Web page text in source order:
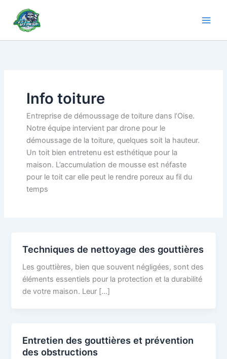
contenu
Info toiture
Entreprise de démoussage de toiture dans l’Oise.
Notre équipe intervient par drone pour le
démoussage de la toiture, quelques soit la hauteur.
Un toit bien entretenu est esthétique pour la
maison. L’accumulation de mousse est néfaste
pour le toit car elle peut le rendre poreux au fil du
temps
Techniques de nettoyage des gouttières
Les gouttières, bien que souvent négligées, sont des
éléments essentiels pour la protection et la durabilité
de votre maison. Leur […]
Entretien des gouttières et prévention
des obstructions